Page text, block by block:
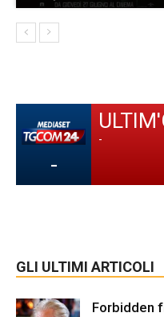
-
-
GLI ULTIMI ARTICOLI
Forbidden